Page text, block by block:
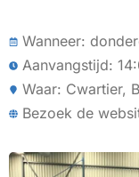
Wanneer:
Aanvangstijd:
Waar: Cwartier,
Bezoek de